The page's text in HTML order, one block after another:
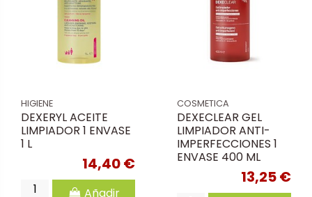
HIGIENE
DEXERYL ACEITE
LIMPIADOR 1 ENVASE
1 L
14,40 €
Añadir
COSMETICA
DEXECLEAR GEL
LIMPIADOR ANTI-
IMPERFECCIONES 1
ENVASE 400 ML
13,25 €